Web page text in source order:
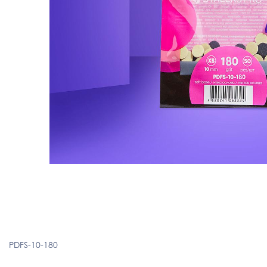
PDFS-10-180